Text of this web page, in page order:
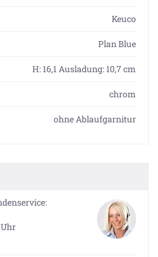
Keuco
Plan Blue
H: 16,1 Ausladung: 10,7 cm
chrom
ohne Ablaufgarnitur